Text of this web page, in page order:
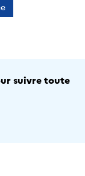
suivre toute